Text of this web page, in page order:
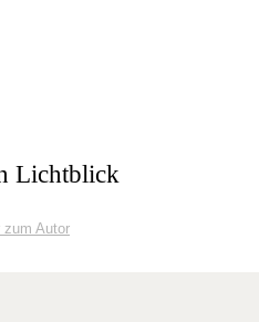
Lichtblick
zum Autor